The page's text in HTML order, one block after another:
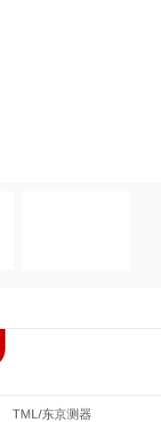
TML/东京测器